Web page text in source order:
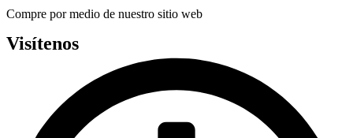
Compre por medio de nuestro sitio web
Visítenos